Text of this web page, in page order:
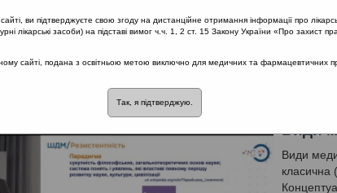
АБ терапія (Вінниця,
Лектор: Попович Василь Іванович
Види
Види
класична
ви підтверджуєте свою згоду на дистанційне отримання інформації про
лікарські засоби) на підставі вимог ч.ч. 1, 2 ст. 15 Закону України «Про захист
сайті, подана з освітньою метою виключно для медичних та фармацевтичних
Так, я підтверджую.